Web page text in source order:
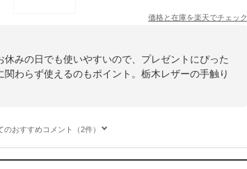
価格と在庫を楽天でチェック
みの日でも使いやすいので、プレゼントにぴった
わらず使えるのもポイント。栃木レザーの手触り
のおすすめコメント（2件）